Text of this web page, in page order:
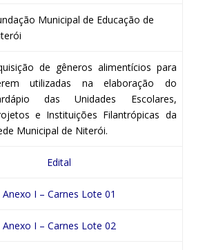
Municipal de Educação de
de gêneros alimentícios para
utilizadas na elaboração do
das Unidades Escolares,
e Instituições Filantrópicas da
Municipal de Niterói.
Edital
Anexo I – Carnes Lote 01
Anexo I – Carnes Lote 02